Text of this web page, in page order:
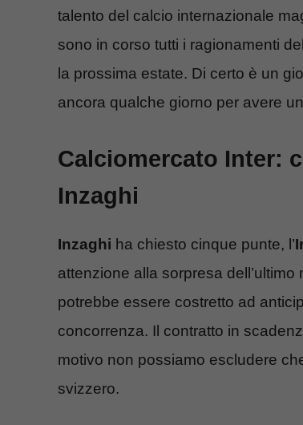
talento del calcio internazionale
sono in corso tutti i ragionamenti
la prossima estate. Di certo è un
ancora qualche giorno per avere
Calciomercato Inter:
Inzaghi
Inzaghi ha chiesto cinque punte, l’
attenzione alla sorpresa
potrebbe essere costretto ad
concorrenza. Il contratto in
motivo non possiamo escludere
svizzero.